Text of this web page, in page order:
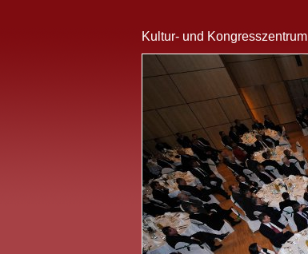
Kultur- und Kongresszentrum